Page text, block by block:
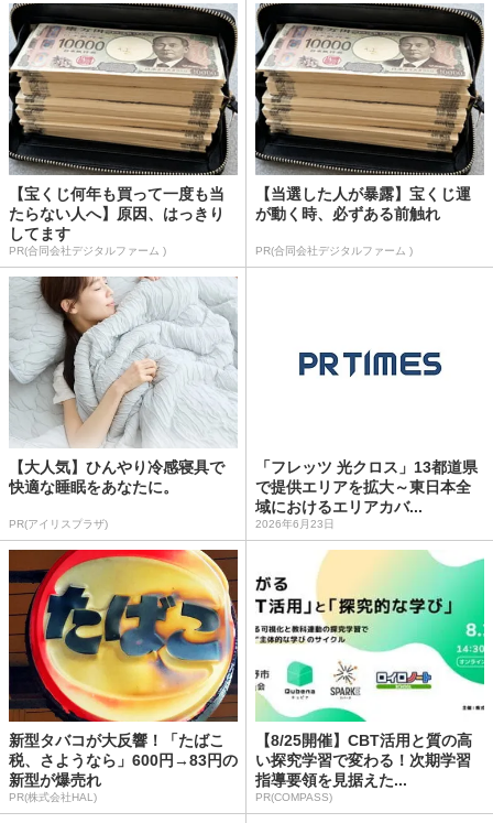
【宝くじ何年も買って一度も当
たらない人へ】原因、はっきり
してます
PR(合同会社デジタルファーム )
【当選した人が暴露】宝くじ運
が動く時、必ずある前触れ
PR(合同会社デジタルファーム )
【大人気】ひんやり冷感寝具で
快適な睡眠をあなたに。
PR(アイリスプラザ)
「フレッツ 光クロス」13都道県
で提供エリアを拡大～東日本全
域におけるエリアカバ...
2026年6月23日
新型タバコが大反響！「たばこ
税、さようなら」600円→83円の
新型が爆売れ
PR(株式会社HAL)
【8/25開催】CBT活用と質の高
い探究学習で変わる！次期学習
指導要領を見据えた...
PR(COMPASS)